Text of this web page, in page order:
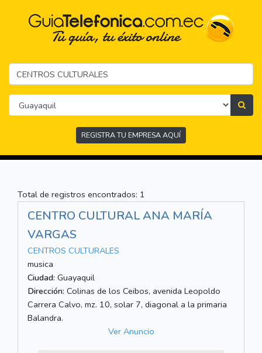
REGISTRA TU EMPRESA AQUÍ
Total de registros encontrados: 1
CENTRO CULTURAL ANA MARÍA
VARGAS
CENTROS CULTURALES
musica
Ciudad: Guayaquil
Dirección: Colinas de los Ceibos, avenida Leopoldo
Carrera Calvo, mz. 10, solar 7, diagonal a la primaria
Balandra.
Ver Anuncio